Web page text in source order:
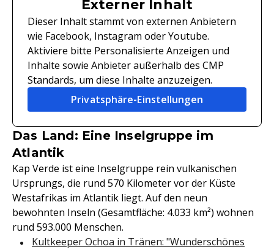
Externer Inhalt
Dieser Inhalt stammt von externen Anbietern
wie Facebook, Instagram oder Youtube.
Aktiviere bitte Personalisierte Anzeigen und
Inhalte sowie Anbieter außerhalb des CMP
Standards, um diese Inhalte anzuzeigen.
Privatsphäre-Einstellungen
Das Land: Eine Inselgruppe im
Atlantik
Kap Verde ist eine Inselgruppe rein vulkanischen
Ursprungs, die rund 570 Kilometer vor der Küste
Westafrikas im Atlantik liegt. Auf den neun
bewohnten Inseln (Gesamtfläche: 4.033 km²) wohnen
rund 593.000 Menschen.
Kultkeeper Ochoa in Tränen: "Wunderschönes